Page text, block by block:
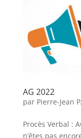
AG 2022
par Pierre-Jean
Procès Verbal :
n’êtes pas